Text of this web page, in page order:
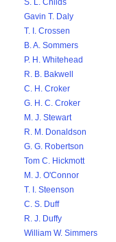
S. L. Childs
Gavin T. Daly
T. I. Crossen
B. A. Sommers
P. H. Whitehead
R. B. Bakwell
C. H. Croker
G. H. C. Croker
M. J. Stewart
R. M. Donaldson
G. G. Robertson
Tom C. Hickmott
M. J. O'Connor
T. I. Steenson
C. S. Duff
R. J. Duffy
William W. Simmers